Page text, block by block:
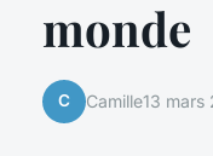
monde
C Camille13 mars